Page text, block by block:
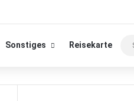
Sonstiges Reisekarte